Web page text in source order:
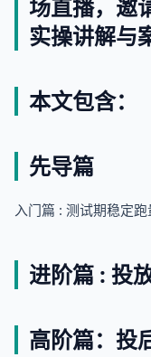
场直播，邀
实操讲解与
本文包含：
先导篇
入门篇 : 测试期稳定跑
进阶篇 : 投
高阶篇：投